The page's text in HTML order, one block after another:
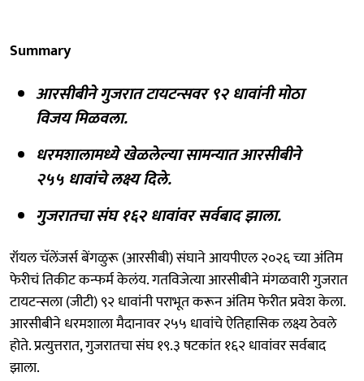
Summary
आरसीबीने गुजरात टायटन्सवर ९२ धावांनी मोठा
विजय मिळवला.
धरमशालामध्ये खेळलेल्या सामन्यात आरसीबीने
२५५ धावांचे लक्ष्य दिले.
गुजरातचा संघ १६२ धावांवर सर्वबाद झाला.
रॉयल चॅलेंजर्स बेंगळुरू (आरसीबी) संघाने आयपीएल २०२६ च्या अंतिम
फेरीचं तिकीट कन्फर्म केलंय. गतविजेत्या आरसीबीने मंगळवारी गुजरात
टायटन्सला (जीटी) ९२ धावांनी पराभूत करून अंतिम फेरीत प्रवेश केला.
आरसीबीने धरमशाला मैदानावर २५५ धावांचे ऐतिहासिक लक्ष्य ठेवले
होते. प्रत्युत्तरात, गुजरातचा संघ १९.३ षटकांत १६२ धावांवर सर्वबाद
झाला.